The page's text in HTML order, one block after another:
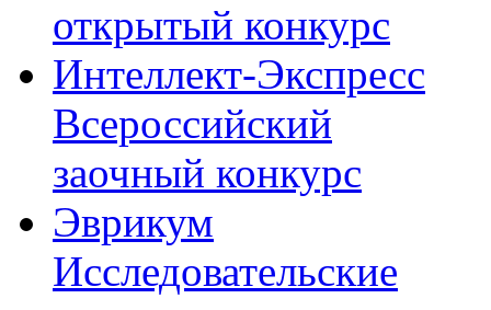
открытый конкурс
Интеллект-Экспресс
Всероссийский
заочный конкурс
Эврикум
Исследовательские